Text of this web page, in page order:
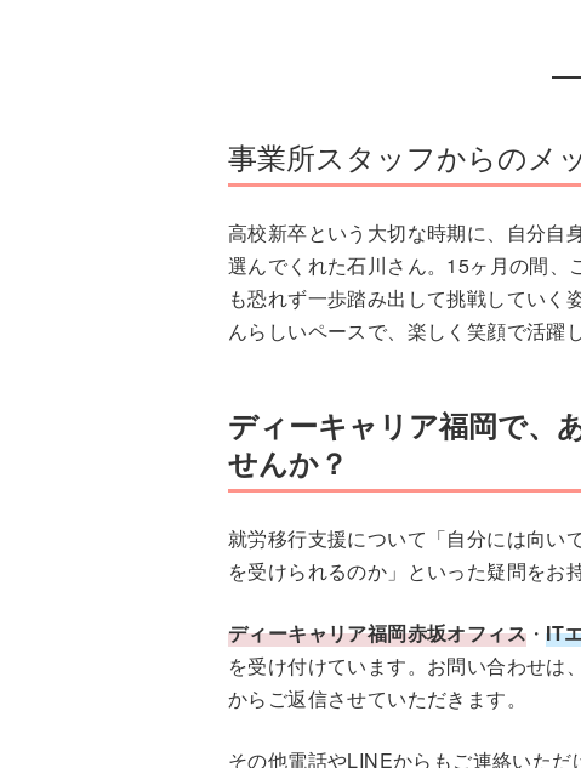
事業所スタッフからのメ
高校新卒という大切な時期に、自分自
選んでくれた石川さん。15ヶ月の間、
も恐れず一歩踏み出して挑戦していく
んらしいペースで、楽しく笑顔で活躍
ディーキャリア福岡で、
せんか？
就労移行支援について「自分には向い
を受けられるのか」といった疑問をお
ディーキャリア福岡赤坂オフィス ・IT
を受け付けています。お問い合わせは
からご返信させていただきます。
その他電話やLINEからもご連絡いただ